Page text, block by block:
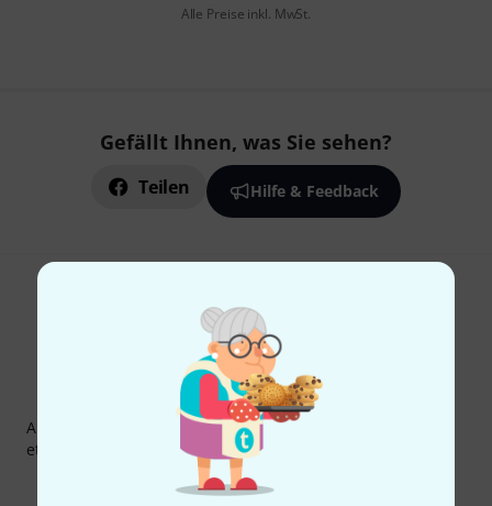
Alle Preise inkl. MwSt.
Gefällt Ihnen, was Sie sehen?
Teilen Hilfe & Feedback
Thomann Newsletter
Abonniere den Thomann Newsletter und gewinne mit
etwas Glück einen von
50 Gutscheinen
Inspirierende Beiträge
Deals